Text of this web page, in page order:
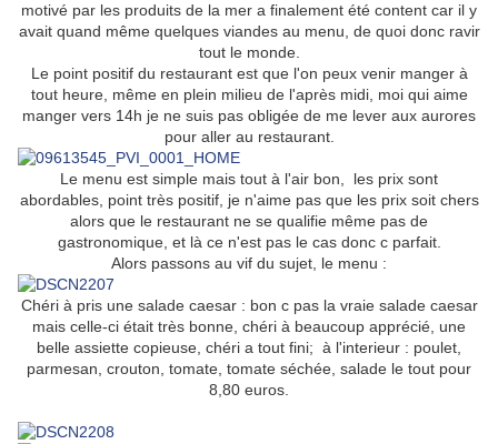
motivé par les produits de la mer a finalement été content car il y
avait quand même quelques viandes au menu, de quoi donc ravir
tout le monde.
Le point positif du restaurant est que l'on peux venir manger à
tout heure, même en plein milieu de l'après midi, moi qui aime
manger vers 14h je ne suis pas obligée de me lever aux aurores
pour aller au restaurant.
Le menu est simple mais tout à l'air bon, les prix sont
abordables, point très positif, je n'aime pas que les prix soit chers
alors que le restaurant ne se qualifie même pas de
gastronomique, et là ce n'est pas le cas donc c parfait.
Alors passons au vif du sujet, le menu :
Chéri à pris une salade caesar : bon c pas la vraie salade caesar
mais celle-ci était très bonne, chéri à beaucoup apprécié, une
belle assiette copieuse, chéri a tout fini; à l'interieur : poulet,
parmesan, crouton, tomate, tomate séchée, salade le tout pour
8,80 euros.